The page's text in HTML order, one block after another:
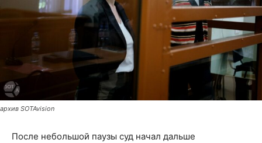
архив SOTAvision
После небольшой паузы суд начал дальше